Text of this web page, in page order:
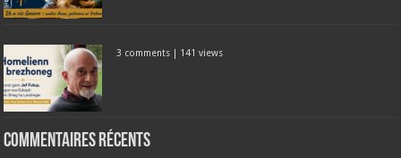
3 comments | 141 views
Commentaires récents